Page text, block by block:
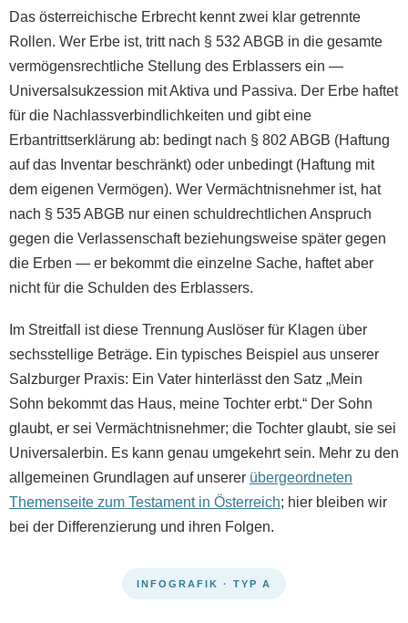
Das österreichische Erbrecht kennt zwei klar getrennte
Rollen. Wer Erbe ist, tritt nach § 532 ABGB in die gesamte
vermögensrechtliche Stellung des Erblassers ein —
Universalsukzession mit Aktiva und Passiva. Der Erbe haftet
für die Nachlassverbindlichkeiten und gibt eine
Erbantrittserklärung ab: bedingt nach § 802 ABGB (Haftung
auf das Inventar beschränkt) oder unbedingt (Haftung mit
dem eigenen Vermögen). Wer Vermächtnisnehmer ist, hat
nach § 535 ABGB nur einen schuldrechtlichen Anspruch
gegen die Verlassenschaft beziehungsweise später gegen
die Erben — er bekommt die einzelne Sache, haftet aber
nicht für die Schulden des Erblassers.
Im Streitfall ist diese Trennung Auslöser für Klagen über
sechsstellige Beträge. Ein typisches Beispiel aus unserer
Salzburger Praxis: Ein Vater hinterlässt den Satz „Mein
Sohn bekommt das Haus, meine Tochter erbt.“ Der Sohn
glaubt, er sei Vermächtnisnehmer; die Tochter glaubt, sie sei
Universalerbin. Es kann genau umgekehrt sein. Mehr zu den
allgemeinen Grundlagen auf unserer übergeordneten
Themenseite zum Testament in Österreich; hier bleiben wir
bei der Differenzierung und ihren Folgen.
INFOGRAFIK · TYP A